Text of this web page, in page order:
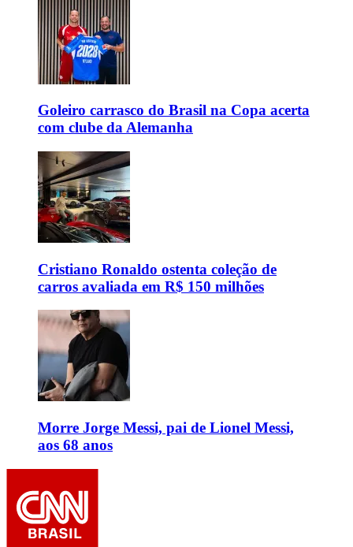
Goleiro carrasco do Brasil na Copa acerta
com clube da Alemanha
Cristiano Ronaldo ostenta coleção de
carros avaliada em R$ 150 milhões
Morre Jorge Messi, pai de Lionel Messi,
aos 68 anos